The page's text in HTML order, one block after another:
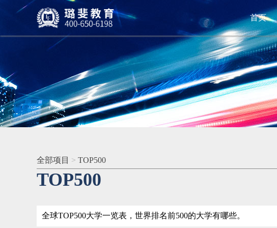
首页
全部项目 > TOP500
TOP500
全球TOP500大学一览表，世界排名前500的大学有哪些。